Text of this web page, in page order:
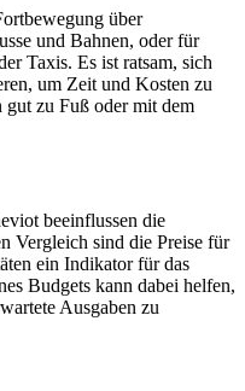
über
und Bahnen, oder für
Taxis. Es ist ratsam, sich
um Zeit und Kosten zu
gut zu Fuß oder mit dem
beeinflussen die
Vergleich sind die Preise für
ein Indikator für das
Budgets kann dabei helfen,
Ausgaben zu